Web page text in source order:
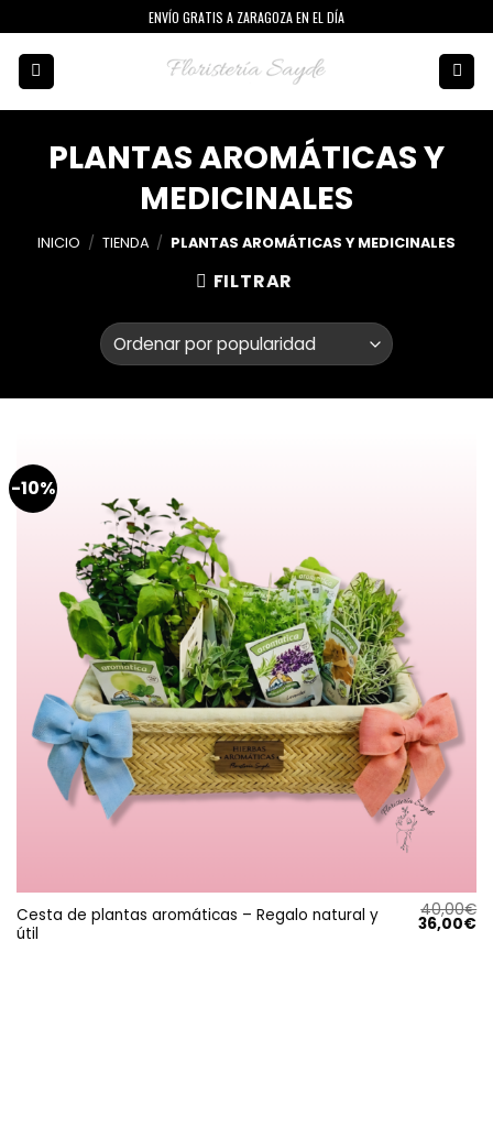
to
content
ENVÍO GRATIS A ZARAGOZA EN EL DÍA
PLANTAS AROMÁTICAS Y
MEDICINALES
INICIO / TIENDA / PLANTAS AROMÁTICAS Y MEDICINALES
FILTRAR
-10%
Cesta de plantas aromáticas – Regalo natural y
útil
40,00€
El
precio
36,00€El